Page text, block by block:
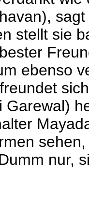
stellt sie
ebenso
Garewal)
nur,